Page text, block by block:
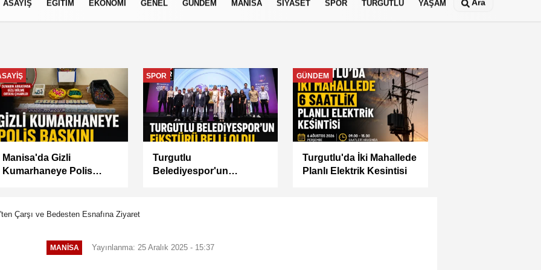
İlkeleri
ASAYİŞ EĞİTİM EKONOMİ GENEL GÜNDEM MANİSA SİYASET SPOR TURGUTLU YAŞAM Ara
Akademi Manisa’da
Eğitimler Başladı
MANİSA
BAŞKAN
BALABAN’DAN YEŞİL
MANİSA
Manisa Büyükşehir İle
“Mahallemde Şenlik Var”
Çarşı ve Bedesten Esnafına Ziyaret
MANİSA Yayınlanma: 25 Aralık 2025 - 15:37